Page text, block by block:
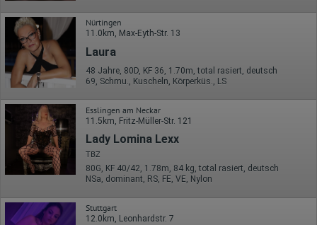
Nürtingen
11.0km, Max-Eyth-Str. 13
Laura
48 Jahre, 80D, KF 36, 1.70m, total rasiert, deutsch
69, Schmu., Kuscheln, Körperküs., LS
Esslingen am Neckar
11.5km, Fritz-Müller-Str. 121
Lady Lomina Lexx
TBZ
80G, KF 40/42, 1.78m, 84 kg, total rasiert, deutsch
NSa, dominant, RS, FE, VE, Nylon
Stuttgart
12.0km, Leonhardstr. 7